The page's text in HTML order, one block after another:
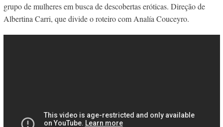
grupo de mulheres em busca de descobertas eróticas.​ Direção de
Albertina Carri, que divide o roteiro com Analía Couceyro.